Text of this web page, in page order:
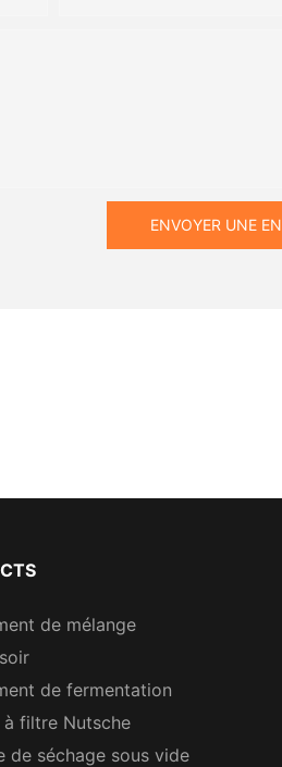
ENVOYER UNE
de mélange
de fermentation
à filtre Nutsche
de séchage sous vide